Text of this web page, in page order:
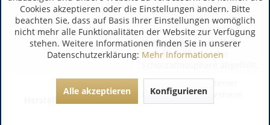
Inhaltsstoffe / Allergene:
Saccharose, Manoprotein,
Hefe, Stabilisator:
Metaweinsäure, E353,
Konservierungsstoff:
enthält Sulfite, Unter
DE 55435 Gau-Algesheim
Cookies akzeptieren oder die Einstellungen ändern. Bitte
beachten Sie, dass auf Basis Ihrer Einstellungen womöglich
nicht mehr alle Funktionalitäten der Website zur Verfügung
stehen. Weitere Informationen finden Sie in unserer
Datenschutzerklärung: Mehr Informationen
Alle akzeptieren Konfigurieren